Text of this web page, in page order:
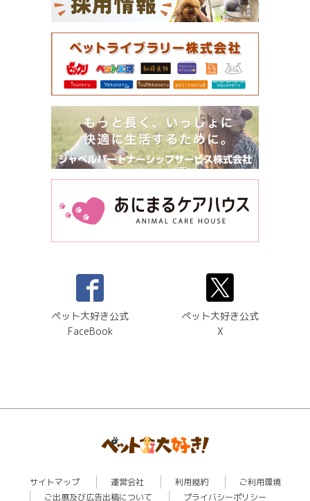
ペット大好き公式
FaceBook
ペット大好き公式
X
サイトマップ 運営会社 利用規約
ご利用環境
ご出展及び広告出稿について
プライバシーポリシー